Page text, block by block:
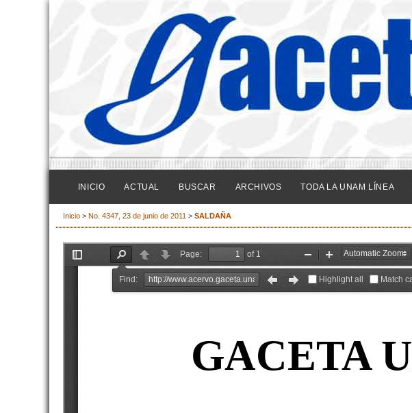
INICIO ACTUAL BUSCAR ARCHIVOS TODA LA UNAM LÍNEA
Inicio > No. 4347, 23 de junio de 2011 > SALDAÑA